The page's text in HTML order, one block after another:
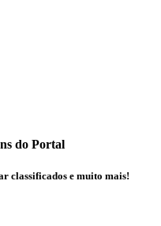
do Portal
classificados e muito mais!